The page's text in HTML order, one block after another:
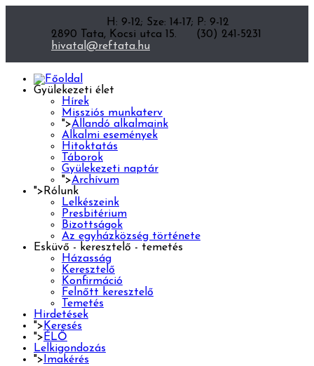
H: 9-12; Sze: 14-17; P: 9-12
2890 Tata, Kocsi utca 15.
(30) 241-5231
hivatal@reftata.hu
Gyülekezeti élet
Hírek
Missziós munkaterv
">Állandó alkalmaink
Alkalmi események
Hitoktatás
Táborok
Gyülekezeti naptár
">Archívum
"> Rólunk
Lelkészeink
Presbitérium
Bizottságok
Az egyházközség története
Esküvő - keresztelő - temetés
Házasság
Keresztelő
Konfirmáció
Felnőtt keresztelő
Temetés
Hirdetések
"> Keresés
"> ÉLŐ
Lelkigondozás
"> Imakérés